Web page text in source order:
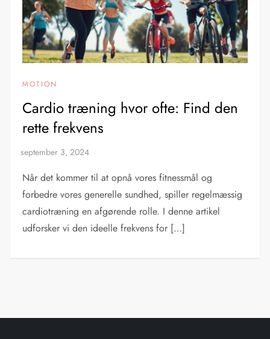
MOTION
Cardio træning hvor ofte: Find den
rette frekvens
Når det kommer til at opnå vores fitnessmål og
forbedre vores generelle sundhed, spiller regelmæssig
cardiotræning en afgørende rolle. I denne artikel
udforsker vi den ideelle frekvens for […]